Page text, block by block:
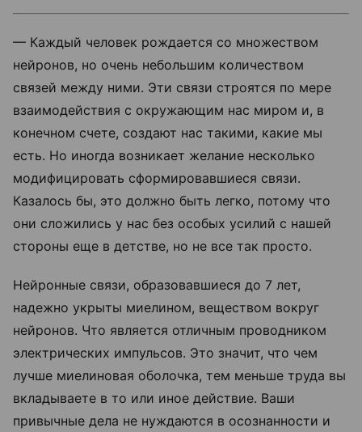
— Каждый человек рождается со множеством
нейронов, но очень небольшим количеством
связей между ними. Эти связи строятся по мере
взаимодействия с окружающим нас миром и, в
конечном счете, создают нас такими, какие мы
есть. Но иногда возникает желание несколько
модифицировать сформировавшиеся связи.
Казалось бы, это должно быть легко, потому что
они сложились у нас без особых усилий с нашей
стороны еще в детстве, но не все так просто.
Нейронные связи, образовавшиеся до 7 лет,
надежно укрыты миелином, веществом вокруг
нейронов. Что является отличным проводником
электрических импульсов. Это значит, что чем
лучше миелиновая оболочка, тем меньше труда вы
вкладываете в то или иное действие. Ваши
привычные дела не нуждаются в осознанности и